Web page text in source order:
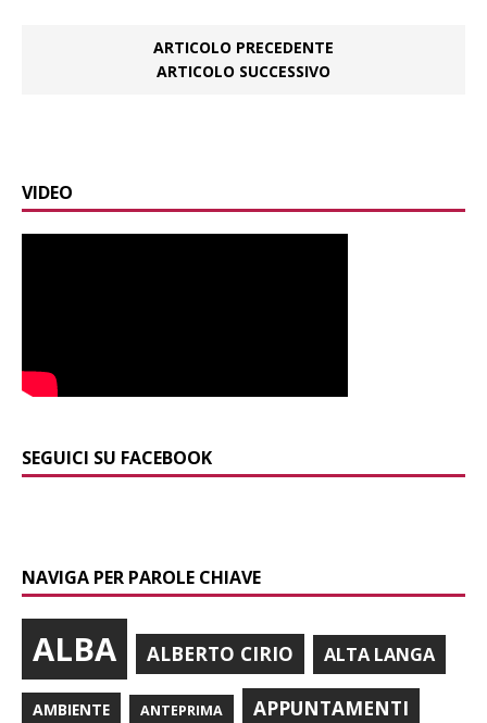
ARTICOLO PRECEDENTE
ARTICOLO SUCCESSIVO
VIDEO
SEGUICI SU FACEBOOK
NAVIGA PER PAROLE CHIAVE
ALBA ALBERTO CIRIO ALTA LANGA
AMBIENTE ANTEPRIMA APPUNTAMENTI